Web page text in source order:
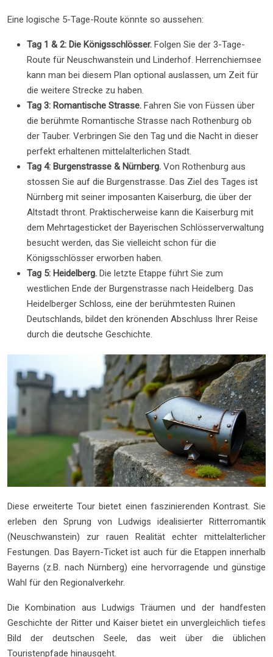
Eine logische 5-Tage-Route könnte so aussehen:
Tag 1 & 2: Die Königsschlösser. Folgen Sie der 3-Tage-
Route für Neuschwanstein und Linderhof. Herrenchiemsee
kann man bei diesem Plan optional auslassen, um Zeit für
die weitere Strecke zu haben.
Tag 3: Romantische Strasse. Fahren Sie von Füssen über
die berühmte Romantische Strasse nach Rothenburg ob
der Tauber. Verbringen Sie den Tag und die Nacht in dieser
perfekt erhaltenen mittelalterlichen Stadt.
Tag 4: Burgenstrasse & Nürnberg. Von Rothenburg aus
stossen Sie auf die Burgenstrasse. Das Ziel des Tages ist
Nürnberg mit seiner imposanten Kaiserburg, die über der
Altstadt thront. Praktischerweise kann die Kaiserburg mit
dem Mehrtagesticket der Bayerischen Schlösserverwaltung
besucht werden, das Sie vielleicht schon für die
Königsschlösser erworben haben.
Tag 5: Heidelberg. Die letzte Etappe führt Sie zum
westlichen Ende der Burgenstrasse nach Heidelberg. Das
Heidelberger Schloss, eine der berühmtesten Ruinen
Deutschlands, bildet den krönenden Abschluss Ihrer Reise
durch die deutsche Geschichte.
Diese erweiterte Tour bietet einen faszinierenden Kontrast. Sie
erleben den Sprung von Ludwigs idealisierter Ritterromantik
(Neuschwanstein) zur rauen Realität echter mittelalterlicher
Festungen. Das Bayern-Ticket ist auch für die Etappen innerhalb
Bayerns (z.B. nach Nürnberg) eine hervorragende und günstige
Wahl für den Regionalverkehr.
Die Kombination aus Ludwigs Träumen und der handfesten
Geschichte der Ritter und Kaiser bietet ein unvergleichlich tiefes
Bild der deutschen Seele, das weit über die üblichen
Touristenpfade hinausgeht.